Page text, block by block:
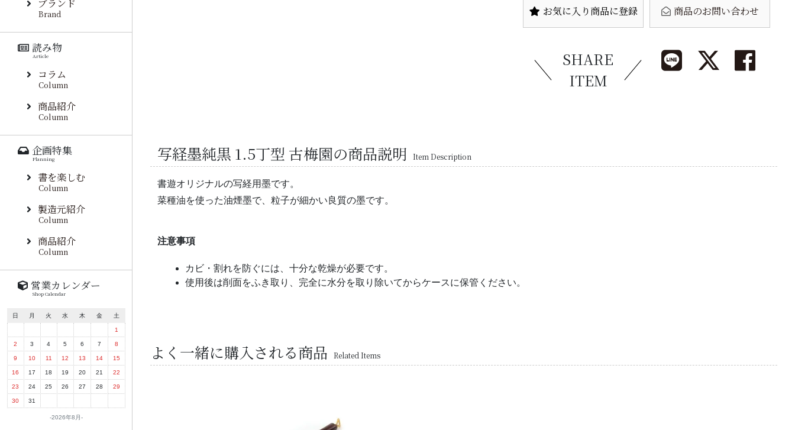
お気に入り商品に登録 商品のお問い合わせ
SHARE
ITEM
写経墨純黒 1.5丁型 古梅園の商品説明 Item Description
書遊オリジナルの写経用墨です。
菜種油を使った油煙墨で、粒子が細かい良質の墨です。
注意事項
カビ・割れを防ぐには、十分な乾燥が必要です。
使用後は削面をふき取り、完全に水分を取り除いてからケースに保管ください。
よく一緒に購入される商品 Related Items
ブランド
Brand
読み物
Article
コラム
Column
商品紹介
Column
企画特集
Planning
書を楽しむ
Column
製造元紹介
Column
商品紹介
Column
営業カレンダー
Shop Calendar
2026年8月
日 月 火 水 木 金 土
1
2 3 4 5 6 7 8
9 10 11 12 13 14 15
16 17 18 19 20 21 22
23 24 25 26 27 28 29
30 31